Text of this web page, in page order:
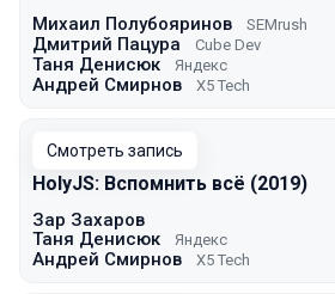
Михаил Полубояринов SEMrush
Дмитрий Пацура Cube Dev
Таня Денисюк Яндекс
Андрей Смирнов X5 Tech
Смотреть запись
HolyJS: Вспомнить всё (2019)
Зар Захаров
Таня Денисюк
Яндекс
Андрей Смирнов X5 Tech